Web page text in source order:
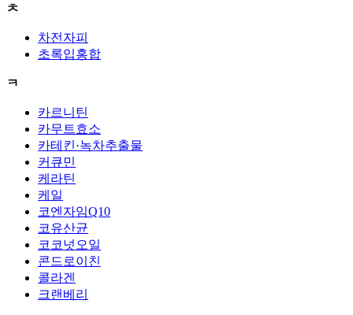
ㅊ
차전자피
초록입홍합
ㅋ
카르니틴
카무트효소
카테킨·녹차추출물
커큐민
케라틴
케일
코엔자임Q10
코유산균
코코넛오일
콘드로이친
콜라겐
크랜베리